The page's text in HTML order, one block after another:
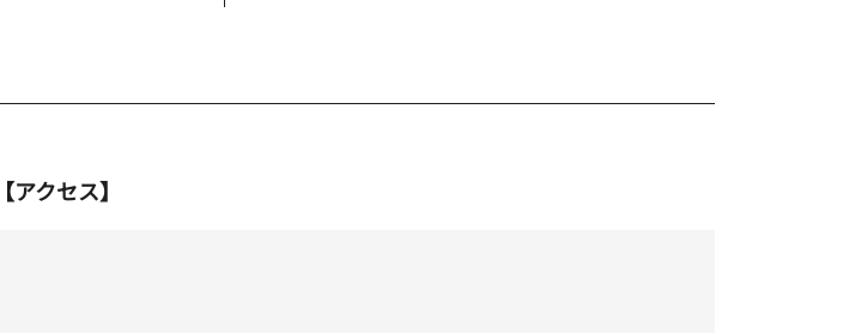
【アクセス】